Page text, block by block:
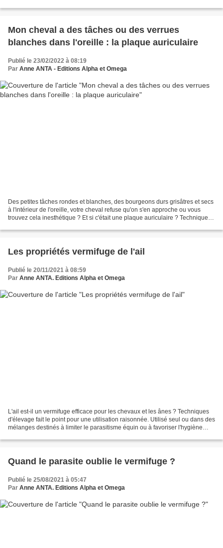
Mon cheval a des tâches ou des verrues
blanches dans l'oreille : la plaque auriculaire
Publié le 23/02/2022 à 08:19
Par Anne ANTA - Editions Alpha et Omega
Des petites tâches rondes et blanches, des bourgeons durs grisâtres et secs
à l'intérieur de l'oreille, votre cheval refuse qu'on s'en approche ou vous
trouvez cela inesthétique ? Et si c'était une plaque auriculaire ? Techniques
Les propriétés vermifuge de l'ail
Publié le 20/11/2021 à 08:59
Par Anne ANTA. Editions Alpha et Omega
L'ail est-il un vermifuge efficace pour les chevaux et les ânes ? Techniques
d'élevage fait le point pour une utilisation raisonnée. Utilisé seul ou dans des
mélanges destinés à limiter le parasitisme équin ou à favoriser l'hygiène
Quand le parasite oublie le vermifuge ?
Publié le 25/08/2021 à 05:47
Par Anne ANTA. Editions Alpha et Omega